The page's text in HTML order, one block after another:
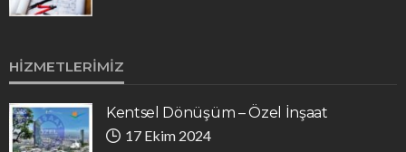
HIZMETLERIMIZ
Kentsel Dönüşüm – Özel İnşaat
17 Ekim 2024